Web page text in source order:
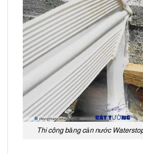
Thi công băng cản nước